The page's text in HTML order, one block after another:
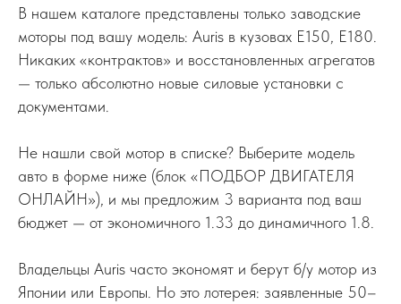
В нашем каталоге представлены только заводские
моторы под вашу модель: Auris в кузовах E150, E180.
Никаких «контрактов» и восстановленных агрегатов
— только абсолютно новые силовые установки с
документами.
Не нашли свой мотор в списке? Выберите модель
авто в форме ниже (блок «ПОДБОР ДВИГАТЕЛЯ
ОНЛАЙН»), и мы предложим 3 варианта под ваш
бюджет — от экономичного 1.33 до динамичного 1.8.
Владельцы Auris часто экономят и берут б/у мотор из
Японии или Европы. Но это лотерея: заявленные 50–